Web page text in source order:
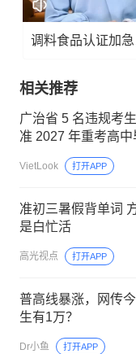
调料食品认证加
相关推荐
广治省 5 名违规考
准 2027 年重考高
VietLook 打开APP
准初三暑假背单词
是白忙活
高光视点 打开APP
普高线暴涨，网传
生有1万？
Dr小鱼 打开APP